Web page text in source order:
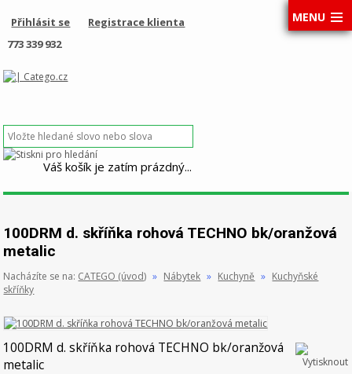
MENU
Přihlásit se
Registrace klienta
773 339 932
Váš košík je zatím prázdný...
100DRM d. skříňka rohová TECHNO bk/oranžová
metalic
Nacházíte se na: CATEGO (úvod) » Nábytek » Kuchyně » Kuchyňské
skříňky
100DRM d. skříňka rohová TECHNO bk/oranžová
metalic